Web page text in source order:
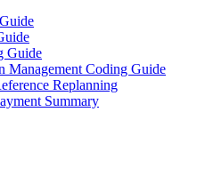
Guide
Management Coding Guide
Replanning
Summary